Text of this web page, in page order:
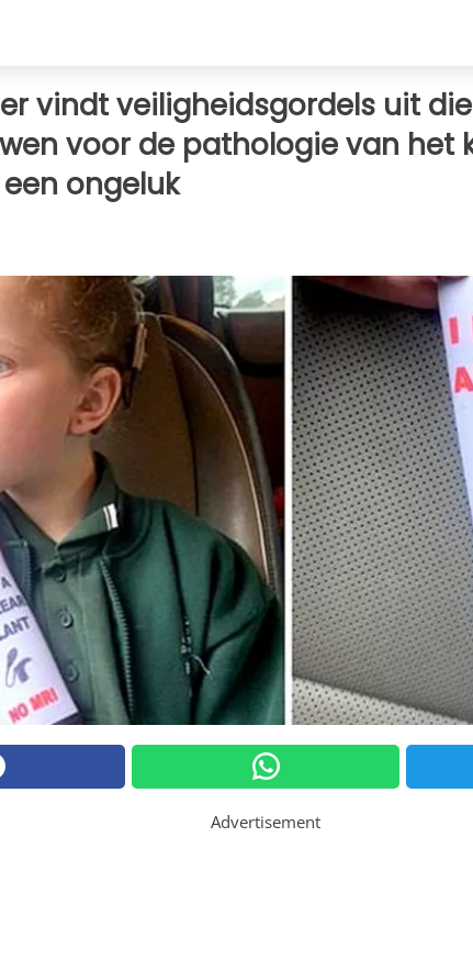
vindt veiligheidsgordels uit
voor de pathologie van het
ongeluk
Advertisement